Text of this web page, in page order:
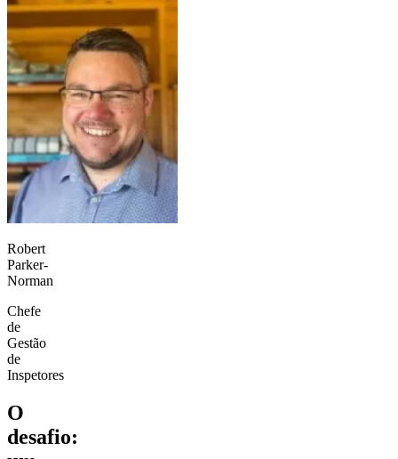
Robert
Parker-
Norman
Chefe
de
Gestão
de
Inspetores
O
desafio: